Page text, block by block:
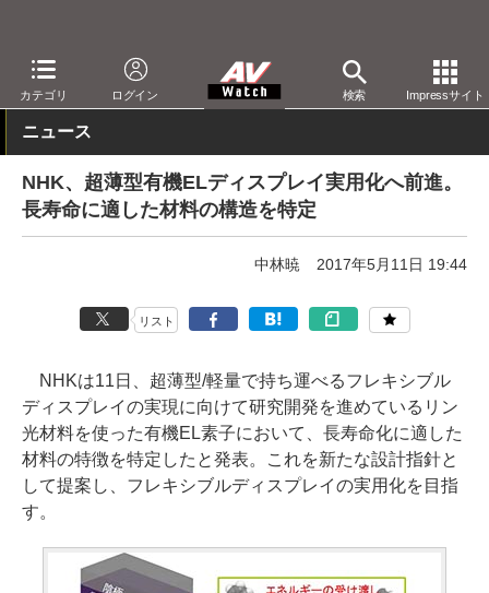
カテゴリ ログイン 検索 Impressサイト
AV Watch 動向 技術・デバイス
ニュース
NHK、超薄型有機ELディスプレイ実用化へ前進。
長寿命に適した材料の構造を特定
中林暁 2017年5月11日 19:44
リスト
NHKは11日、超薄型/軽量で持ち運べるフレキシブル
ディスプレイの実現に向けて研究開発を進めているリン
光材料を使った有機EL素子において、長寿命化に適した
材料の特徴を特定したと発表。これを新たな設計指針と
して提案し、フレキシブルディスプレイの実用化を目指
す。